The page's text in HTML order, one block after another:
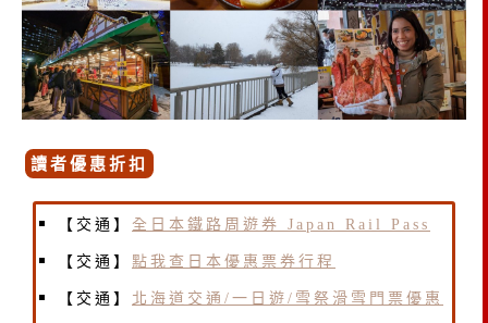
讀者優惠折扣
【交通】 全日本鐵路周遊券 Japan Rail Pass
【交通】 點我查日本優惠票券行程
【交通】 北海道交通/一日遊/雪祭滑雪門票優惠